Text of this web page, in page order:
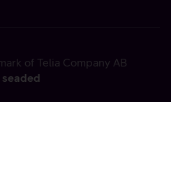
of Telia Company AB